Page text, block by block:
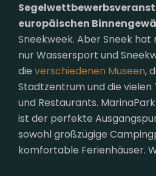
europäischen
Sneekweek. Aber Sneek
nur Wassersport und
dieverschiedenen Museen,
Stadtzentrum und die vielen
und Restaurants.
ist der perfekte
sowohl großzügige
komfortable Ferienhäuser.